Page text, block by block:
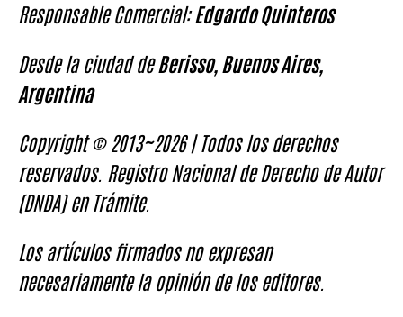
Responsable Comercial:Edgardo Quinteros
Desde la ciudad deBerisso, Buenos Aires,
Argentina
Copyright © 2013~2026 | Todos los derechos
reservados. Registro Nacional de Derecho de Autor
(DNDA) en Trámite.
Los artículos firmados no expresan
necesariamente la opinión de los editores.